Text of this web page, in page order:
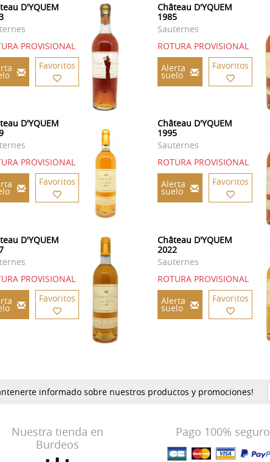
D'YQUEM
PROVISIONAL
Favoritos
Château D'YQUEM
1985
Sauternes
ROTURA PROVISIONAL
Alerta
suelo
Favoritos
D'YQUEM
PROVISIONAL
Favoritos
Château D'YQUEM
1995
Sauternes
ROTURA PROVISIONAL
Alerta
suelo
Favoritos
D'YQUEM
PROVISIONAL
Favoritos
Château D'YQUEM
2022
Sauternes
ROTURA PROVISIONAL
Alerta
suelo
Favoritos
informado sobre nuestros productos y promociones!
Nuestra tienda en
Burdeos
Pago 100% seguro